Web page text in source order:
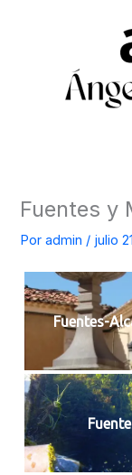
Fuentes y
Poradmin / julio
Fuentes-